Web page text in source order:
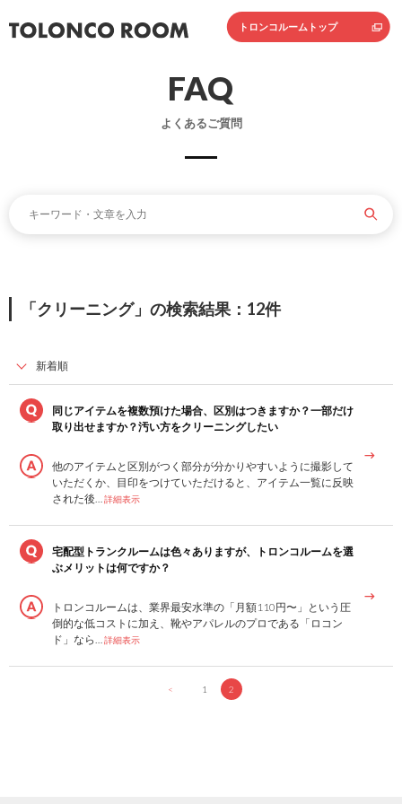
トロンコルームトップ
FAQ
よくあるご質問
「クリーニング」の検索結果：12件
同じアイテムを複数預けた場合、区別はつきますか？一部だけ
取り出せますか？汚い方をクリーニングしたい
他のアイテムと区別がつく部分が分かりやすいように撮影して
いただくか、目印をつけていただけると、アイテム一覧に反映
された後…詳細表示
宅配型トランクルームは色々ありますが、トロンコルームを選
ぶメリットは何ですか？
トロンコルームは、業界最安水準の「月額110円〜」という圧
倒的な低コストに加え、靴やアパレルのプロである「ロコン
ド」なら…詳細表示
< 1 2